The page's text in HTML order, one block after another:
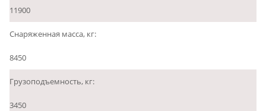
11900
Снаряженная масса, кг:
8450
Грузоподъемность, кг:
3450